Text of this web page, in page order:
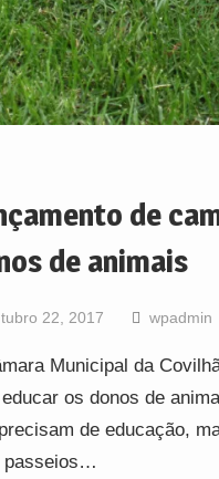
de
de animais
22, 2017 wpadmin
Municipal da
os donos de
de educação,
passeios…